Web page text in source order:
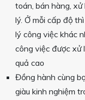
toán, bán hàng, xử
lý. Ở mỗi cấp độ
lý công việc khác
công việc được xử
quả cao
Đồng hành cùng
giàu kinh nghiệm